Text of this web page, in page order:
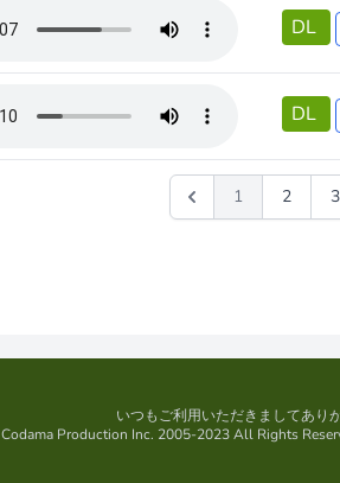
DL
DL
1 2 3
いつもご利用いただきましてあり
Codama Production Inc. 2005-2023 All Rights